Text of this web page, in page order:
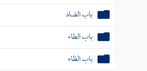
باب الضاد
باب الطاء
باب الظاء